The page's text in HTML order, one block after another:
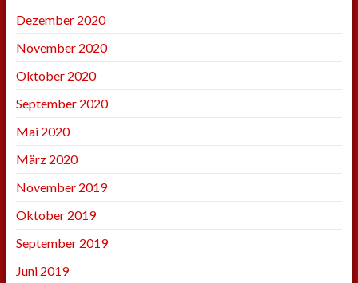
Dezember 2020
November 2020
Oktober 2020
September 2020
Mai 2020
März 2020
November 2019
Oktober 2019
September 2019
Juni 2019